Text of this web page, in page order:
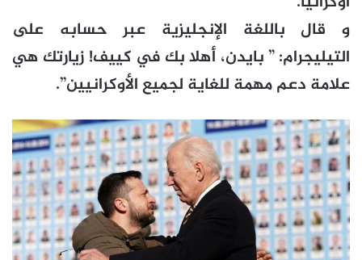
و قال باللغة الإنجليزية عبر حسابه على
التيليجرام: ” بايدن، أهلا بك في كييف! زيارتك هي
علامة دعم مهمة للغاية لجميع الأوكرانيين”.